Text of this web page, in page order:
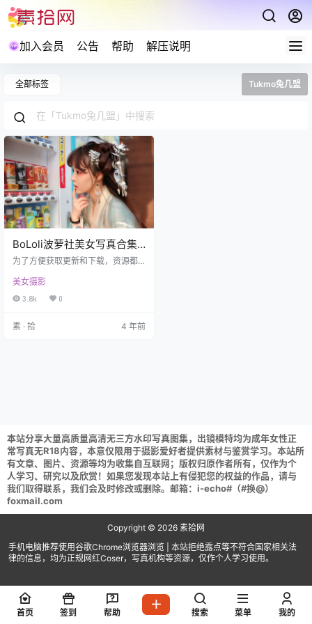
加入会员 公告 帮助 解压说明
全部标签 Tukmo兔几盟
BoLoli波萝社美女写真合集
打包下载229套 57.9GB
为了方便获取更新和下载，资源都
源禁止在线解压及盗链分享，包括
不限制于保存到自己网盘也禁止在
ol.002 夏美酱 (42P+566M) BoLoLi
美女摄影
3.8k 0
素 · 拾 4 年前
本站分享大量高质量高清无三方水印写真图集，出镜模特均为成年女性正
常写真无R18内容，本意仅限用于摄影爱好者提供素材与鉴赏学习。本站所
有文章、图片、资源等均为收集自互联网；版权归原作者所有，仅作为个
人学习、研究以及欣赏！如果您发现本站上有侵犯您的权益的作品，请与
我们取得联系，我们会及时修改或删除。邮箱：i-echo#（#换@）
foxmail.com
Copyright © 2026 素拾网
手机电脑推荐使用谷歌Chrome浏览器浏览 | 本站拒绝露点等不符合国家相关法
律的信息，均为正规网红Coser，写真机构等资源，仅作个人学习使用。
首页 签到 帮助 搜索 菜单 我的